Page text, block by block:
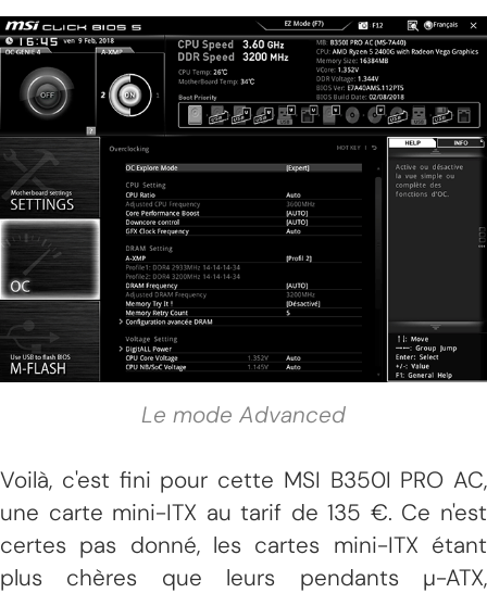
Le mode Advanced
Voilà, c'est fini pour cette MSI B350I PRO AC,
une carte mini-ITX au tarif de 135 €. Ce n'est
certes pas donné, les cartes mini-ITX étant
plus chères que leurs pendants µ-ATX,